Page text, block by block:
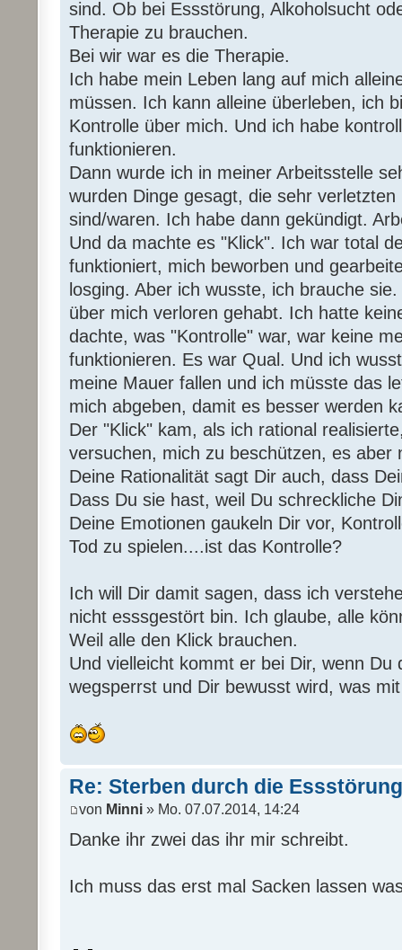
sind. Ob bei Essstörung, Alkoholsucht
Therapie zu brauchen.
Bei wir war es die Therapie.
Ich habe mein Leben lang auf mich
müssen. Ich kann alleine überleben, ich
Kontrolle über mich. Und ich habe
funktionieren.
Dann wurde ich in meiner Arbeitsstelle
wurden Dinge gesagt, die sehr
sind/waren. Ich habe dann gekündigt.
Und da machte es "Klick". Ich war total
funktioniert, mich beworben und
losging. Aber ich wusste, ich brauche
über mich verloren gehabt. Ich hatte
dachte, was "Kontrolle" war, war keine
funktionieren. Es war Qual. Und ich
meine Mauer fallen und ich müsste das
mich abgeben, damit es besser werden
Der "Klick" kam, als ich rational
versuchen, mich zu beschützen, es aber
Deine Rationalität sagt Dir auch, dass
Dass Du sie hast, weil Du schreckliche
Deine Emotionen gaukeln Dir vor,
Tod zu spielen....ist das Kontrolle?
Ich will Dir damit sagen, dass ich
nicht esssgestört bin. Ich glaube, alle
Weil alle den Klick brauchen.
Und vielleicht kommt er bei Dir, wenn Du
wegsperrst und Dir bewusst wird, was
Re: Sterben durch die Essstörung
von Minni » Mo. 07.07.2014, 14:24
Danke ihr zwei das ihr mir schreibt.
Ich muss das erst mal Sacken lassen